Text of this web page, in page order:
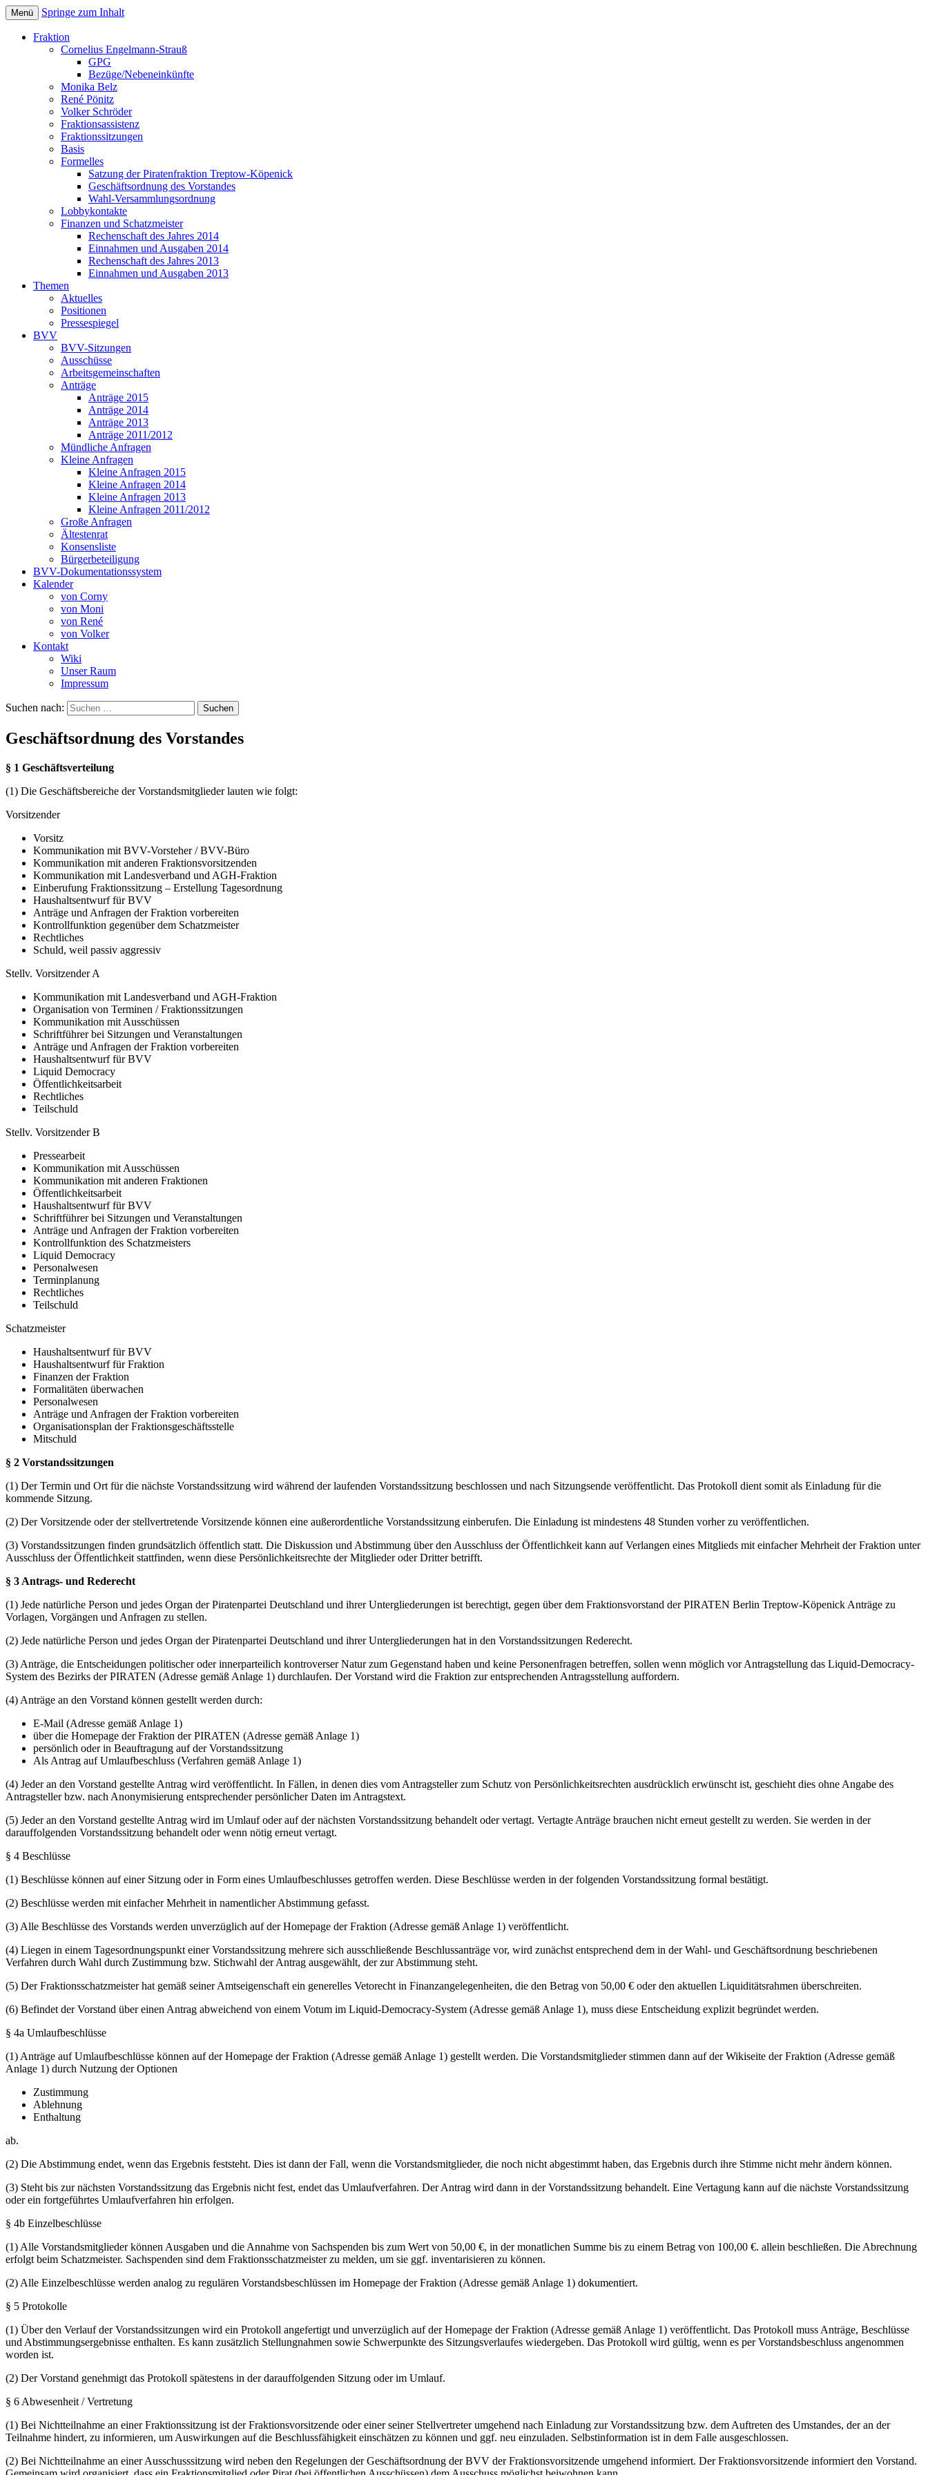
Piratenfraktion
Menü Springe zum Inhalt
Fraktion
Cornelius Engelmann-Strauß
GPG
Bezüge/Nebeneinkünfte
Monika Belz
René Pönitz
Volker Schröder
Fraktionsassistenz
Fraktionssitzungen
Basis
Formelles
Satzung der Piratenfraktion Treptow-Köpenick
Geschäftsordnung des Vorstandes
Wahl-Versammlungsordnung
Lobbykontakte
Finanzen und Schatzmeister
Rechenschaft des Jahres 2014
Einnahmen und Ausgaben 2014
Rechenschaft des Jahres 2013
Einnahmen und Ausgaben 2013
Themen
Aktuelles
Positionen
Pressespiegel
BVV
BVV-Sitzungen
Ausschüsse
Arbeitsgemeinschaften
Anträge
Anträge 2015
Anträge 2014
Anträge 2013
Anträge 2011/2012
Mündliche Anfragen
Kleine Anfragen
Kleine Anfragen 2015
Kleine Anfragen 2014
Kleine Anfragen 2013
Kleine Anfragen 2011/2012
Große Anfragen
Ältestenrat
Konsensliste
Bürgerbeteiligung
BVV-Dokumentationssystem
Kalender
von Corny
von Moni
von René
von Volker
Kontakt
Wiki
Unser Raum
Impressum
Suchen nach:
Geschäftsordnung des Vorstandes
§ 1 Geschäftsverteilung
(1) Die Geschäftsbereiche der Vorstandsmitglieder lauten wie folgt:
Vorsitzender
Vorsitz
Kommunikation mit BVV-Vorsteher / BVV-Büro
Kommunikation mit anderen Fraktionsvorsitzenden
Kommunikation mit Landesverband und AGH-Fraktion
Einberufung Fraktionssitzung – Erstellung Tagesordnung
Haushaltsentwurf für BVV
Anträge und Anfragen der Fraktion vorbereiten
Kontrollfunktion gegenüber dem Schatzmeister
Rechtliches
Schuld, weil passiv aggressiv
Stellv. Vorsitzender A
Kommunikation mit Landesverband und AGH-Fraktion
Organisation von Terminen / Fraktionssitzungen
Kommunikation mit Ausschüssen
Schriftführer bei Sitzungen und Veranstaltungen
Anträge und Anfragen der Fraktion vorbereiten
Haushaltsentwurf für BVV
Liquid Democracy
Öffentlichkeitsarbeit
Rechtliches
Teilschuld
Stellv. Vorsitzender B
Pressearbeit
Kommunikation mit Ausschüssen
Kommunikation mit anderen Fraktionen
Öffentlichkeitsarbeit
Haushaltsentwurf für BVV
Schriftführer bei Sitzungen und Veranstaltungen
Anträge und Anfragen der Fraktion vorbereiten
Kontrollfunktion des Schatzmeisters
Liquid Democracy
Personalwesen
Terminplanung
Rechtliches
Teilschuld
Schatzmeister
Haushaltsentwurf für BVV
Haushaltsentwurf für Fraktion
Finanzen der Fraktion
Formalitäten überwachen
Personalwesen
Anträge und Anfragen der Fraktion vorbereiten
Organisationsplan der Fraktionsgeschäftsstelle
Mitschuld
§ 2 Vorstandssitzungen
(1) Der Termin und Ort für die nächste Vorstandssitzung wird während der laufenden Vorstandssitzung beschlossen und nach Sitzungsende veröffentlicht. Das Protokoll dient somit als Einladung für die
kommende Sitzung.
(2) Der Vorsitzende oder der stellvertretende Vorsitzende können eine außerordentliche Vorstandssitzung einberufen. Die Einladung ist mindestens 48 Stunden vorher zu veröffentlichen.
(3) Vorstandssitzungen finden grundsätzlich öffentlich statt. Die Diskussion und Abstimmung über den Ausschluss der Öffentlichkeit kann auf Verlangen eines Mitglieds mit einfacher Mehrheit der Fraktion unter
Ausschluss der Öffentlichkeit stattfinden, wenn diese Persönlichkeitsrechte der Mitglieder oder Dritter betrifft.
§ 3 Antrags- und Rederecht
(1) Jede natürliche Person und jedes Organ der Piratenpartei Deutschland und ihrer Untergliederungen ist berechtigt, gegen über dem Fraktionsvorstand der PIRATEN Berlin Treptow-Köpenick Anträge zu
Vorlagen, Vorgängen und Anfragen zu stellen.
(2) Jede natürliche Person und jedes Organ der Piratenpartei Deutschland und ihrer Untergliederungen hat in den Vorstandssitzungen Rederecht.
(3) Anträge, die Entscheidungen politischer oder innerparteilich kontroverser Natur zum Gegenstand haben und keine Personenfragen betreffen, sollen wenn möglich vor Antragstellung das Liquid-Democracy-
System des Bezirks der PIRATEN (Adresse gemäß Anlage 1) durchlaufen. Der Vorstand wird die Fraktion zur entsprechenden Antragsstellung auffordern.
(4) Anträge an den Vorstand können gestellt werden durch:
E-Mail (Adresse gemäß Anlage 1)
über die Homepage der Fraktion der PIRATEN (Adresse gemäß Anlage 1)
persönlich oder in Beauftragung auf der Vorstandssitzung
Als Antrag auf Umlaufbeschluss (Verfahren gemäß Anlage 1)
(4) Jeder an den Vorstand gestellte Antrag wird veröffentlicht. In Fällen, in denen dies vom Antragsteller zum Schutz von Persönlichkeitsrechten ausdrücklich erwünscht ist, geschieht dies ohne Angabe des
Antragsteller bzw. nach Anonymisierung entsprechender persönlicher Daten im Antragstext.
(5) Jeder an den Vorstand gestellte Antrag wird im Umlauf oder auf der nächsten Vorstandssitzung behandelt oder vertagt. Vertagte Anträge brauchen nicht erneut gestellt zu werden. Sie werden in der
darauffolgenden Vorstandssitzung behandelt oder wenn nötig erneut vertagt.
§ 4 Beschlüsse
(1) Beschlüsse können auf einer Sitzung oder in Form eines Umlaufbeschlusses getroffen werden. Diese Beschlüsse werden in der folgenden Vorstandssitzung formal bestätigt.
(2) Beschlüsse werden mit einfacher Mehrheit in namentlicher Abstimmung gefasst.
(3) Alle Beschlüsse des Vorstands werden unverzüglich auf der Homepage der Fraktion (Adresse gemäß Anlage 1) veröffentlicht.
(4) Liegen in einem Tagesordnungspunkt einer Vorstandssitzung mehrere sich ausschließende Beschlussanträge vor, wird zunächst entsprechend dem in der Wahl- und Geschäftsordnung beschriebenen
Verfahren durch Wahl durch Zustimmung bzw. Stichwahl der Antrag ausgewählt, der zur Abstimmung steht.
(5) Der Fraktionsschatzmeister hat gemäß seiner Amtseigenschaft ein generelles Vetorecht in Finanzangelegenheiten, die den Betrag von 50,00 € oder den aktuellen Liquiditätsrahmen überschreiten.
(6) Befindet der Vorstand über einen Antrag abweichend von einem Votum im Liquid-Democracy-System (Adresse gemäß Anlage 1), muss diese Entscheidung explizit begründet werden.
§ 4a Umlaufbeschlüsse
(1) Anträge auf Umlaufbeschlüsse können auf der Homepage der Fraktion (Adresse gemäß Anlage 1) gestellt werden. Die Vorstandsmitglieder stimmen dann auf der Wikiseite der Fraktion (Adresse gemäß
Anlage 1) durch Nutzung der Optionen
Zustimmung
Ablehnung
Enthaltung
ab.
(2) Die Abstimmung endet, wenn das Ergebnis feststeht. Dies ist dann der Fall, wenn die Vorstandsmitglieder, die noch nicht abgestimmt haben, das Ergebnis durch ihre Stimme nicht mehr ändern können.
(3) Steht bis zur nächsten Vorstandssitzung das Ergebnis nicht fest, endet das Umlaufverfahren. Der Antrag wird dann in der Vorstandssitzung behandelt. Eine Vertagung kann auf die nächste Vorstandssitzung
oder ein fortgeführtes Umlaufverfahren hin erfolgen.
§ 4b Einzelbeschlüsse
(1) Alle Vorstandsmitglieder können Ausgaben und die Annahme von Sachspenden bis zum Wert von 50,00 €, in der monatlichen Summe bis zu einem Betrag von 100,00 €. allein beschließen. Die Abrechnung
erfolgt beim Schatzmeister. Sachspenden sind dem Fraktionsschatzmeister zu melden, um sie ggf. inventarisieren zu können.
(2) Alle Einzelbeschlüsse werden analog zu regulären Vorstandsbeschlüssen im Homepage der Fraktion (Adresse gemäß Anlage 1) dokumentiert.
§ 5 Protokolle
(1) Über den Verlauf der Vorstandssitzungen wird ein Protokoll angefertigt und unverzüglich auf der Homepage der Fraktion (Adresse gemäß Anlage 1) veröffentlicht. Das Protokoll muss Anträge, Beschlüsse
und Abstimmungsergebnisse enthalten. Es kann zusätzlich Stellungnahmen sowie Schwerpunkte des Sitzungsverlaufes wiedergeben. Das Protokoll wird gültig, wenn es per Vorstandsbeschluss angenommen
worden ist.
(2) Der Vorstand genehmigt das Protokoll spätestens in der darauffolgenden Sitzung oder im Umlauf.
§ 6 Abwesenheit / Vertretung
(1) Bei Nichtteilnahme an einer Fraktionssitzung ist der Fraktionsvorsitzende oder einer seiner Stellvertreter umgehend nach Einladung zur Vorstandssitzung bzw. dem Auftreten des Umstandes, der an der
Teilnahme hindert, zu informieren, um Auswirkungen auf die Beschlussfähigkeit einschätzen zu können und ggf. neu einzuladen. Selbstinformation ist in dem Falle ausgeschlossen.
(2) Bei Nichtteilnahme an einer Ausschusssitzung wird neben den Regelungen der Geschäftsordnung der BVV der Fraktionsvorsitzende umgehend informiert. Der Fraktionsvorsitzende informiert den Vorstand.